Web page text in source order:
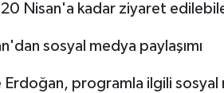
20 Nisan'a kadar ziyaret
sosyal medya paylaşımı
Erdoğan, programla ilgili sosyal